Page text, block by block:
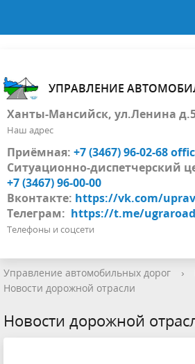
УПРАВЛЕНИЕ
Ханты-Мансийск, ул.Ленина
Наш адрес
Приёмная: +7 (3467) 96-02-68
Ситуационно-диспетчерский
+7 (3467) 96-00-00
Вконтакте: https://vk.com/
Телеграм: https://t.me/
Телефоны и соцсети
Управление автомобильных дорог ›
Новости дорожной отрасли
Новости дорожной